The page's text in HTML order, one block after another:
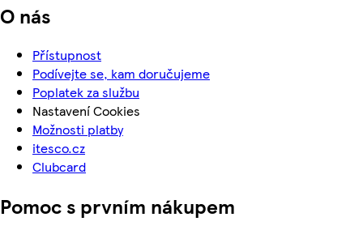
O nás
Přístupnost
Podívejte se, kam doručujeme
Poplatek za službu
Nastavení Cookies
Možnosti platby
itesco.cz
Clubcard
Pomoc s prvním nákupem